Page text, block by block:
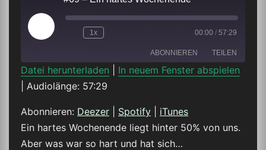
Play
Episode
1x 00:00 / 57:29
ABONNIEREN TEILEN
Deezer
RSS FEED
TEILEN
LINK
EMBED
Datei herunterladen
In neuem Fenster abspielen
Audiolänge: 57:29
Abonnieren: Deezer Spotify
iTunes
Ein hartes Wochenende liegt hinter 50% von uns.
Aber was war so hart und hat sich…